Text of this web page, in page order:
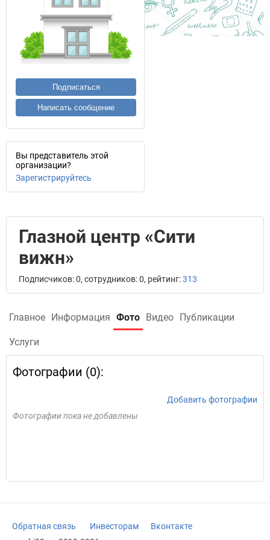
Подписаться
Написать сообщение
Вы представитель этой
организации?
Зарегистрируйтесь
Глазной центр «Сити
вижн»
Подписчиков: 0, сотрудников: 0, рейтинг:313
Главное Информация Фото Видео Публикации
Услуги
Фотографии (0):
Добавить фотографии
Фотографии пока не добавлены
Обратная связь Инвесторам
Вконтакте